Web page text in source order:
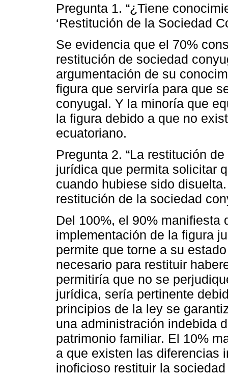
Pregunta 1. “¿Tiene
‘Restitución de la Sociedad
Se evidencia que el 70%
restitución de sociedad
argumentación de su
figura que serviría para que
conyugal. Y la minoría que
la figura debido a que no
ecuatoriano.
Pregunta 2. “La restitución
jurídica que permita solicitar
cuando hubiese sido
restitución de la sociedad
Del 100%, el 90% manifiesta
implementación de la figura
permite que torne a su
necesario para restituir
permitiría que no se
jurídica, sería pertinente
principios de la ley se
una administración indebida
patrimonio familiar. El 10%
a que existen las diferencias
inoficioso restituir la